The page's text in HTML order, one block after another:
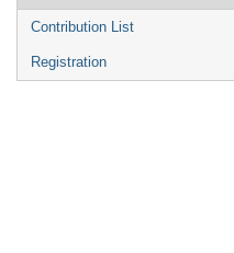
Contribution List
Registration